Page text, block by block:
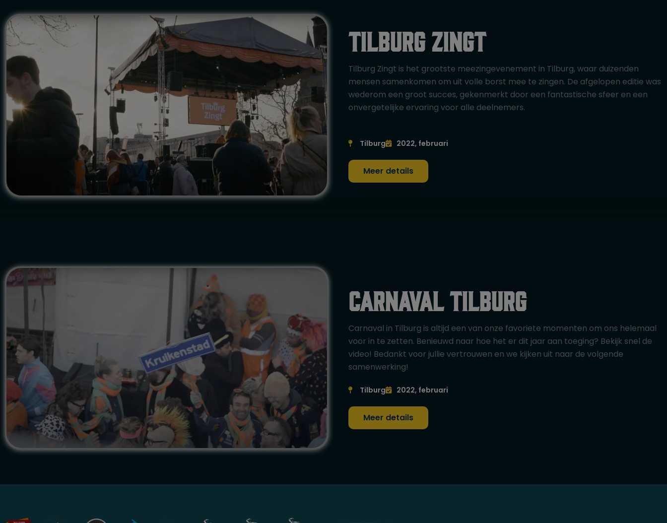
Tilburg zingt
Tilburg Zingt is het grootste meezingevenement in Tilburg, waar duizenden
mensen samenkomen om uit volle borst mee te zingen. De afgelopen editie was
wederom een groot succes, gekenmerkt door een fantastische sfeer en een
onvergetelijke ervaring voor alle deelnemers.
Tilburg 2022, februari
Meer details
Carnaval Tilburg
Carnaval in Tilburg is altijd een van onze favoriete momenten om ons helemaal
voor in te zetten. Benieuwd naar hoe het er dit jaar aan toeging? Bekijk snel de
video! Bedankt voor jullie vertrouwen en we kijken uit naar de volgende
samenwerking!
Tilburg 2022, februari
Meer details